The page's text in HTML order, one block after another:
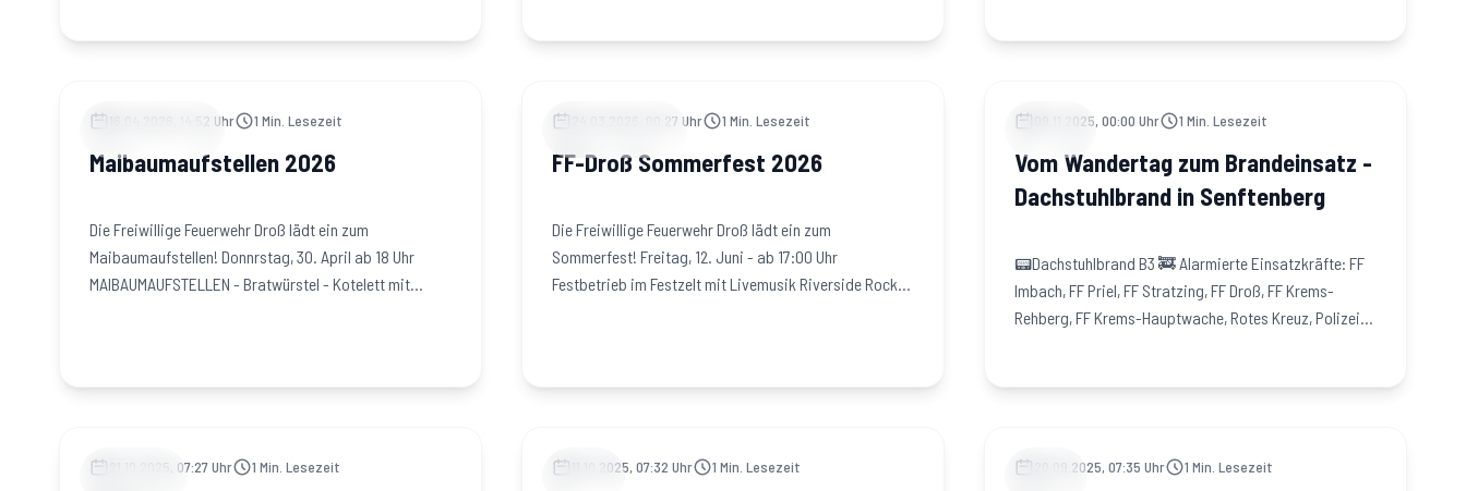
16.04.2026, 14:52 Uhr 1 Min. Lesezeit
Maibaumaufstellen 2026
Die Freiwillige Feuerwehr Droß lädt ein zum
Maibaumaufstellen! Donnrstag, 30. April ab 18 Uhr
MAIBAUMAUFSTELLEN - Bratwürstel - Kotelett mit
24.03.2026, 00:27 Uhr 1 Min. Lesezeit
FF-Droß Sommerfest 2026
Die Freiwillige Feuerwehr Droß lädt ein zum
Sommerfest! Freitag, 12. Juni - ab 17:00 Uhr
Festbetrieb im Festzelt mit Livemusik Riverside Rock
09.11.2025, 00:00 Uhr 1 Min. Lesezeit
Vom Wandertag zum Brandeinsatz -
Dachstuhlbrand in Senftenberg
📟Dachstuhlbrand B3 🚒 Alarmierte Einsatzkräfte: FF
Imbach, FF Priel, FF Stratzing, FF Droß, FF Krems-
Rehberg, FF Krems-Hauptwache, Rotes Kreuz, Polizei…
21.10.2025, 07:27 Uhr 1 Min. Lesezeit 11.10.2025, 07:32 Uhr 1 Min. Lesezeit 20.09.2025, 07:35 Uhr 1 Min. Lesezeit